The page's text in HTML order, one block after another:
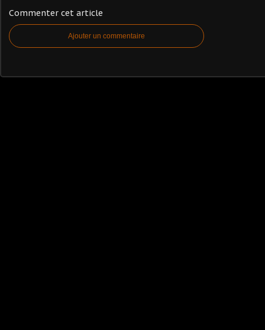
Commenter cet article
Ajouter un commentaire